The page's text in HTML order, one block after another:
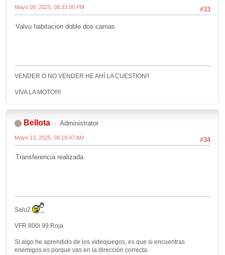
#33
Mayo 09, 2025, 08:33:00 PM
Valvu habitacion doble dos camas
VENDER O NO VENDER HE AHÍ LA CUESTION!!
VIVA LA MOTO!!!!
Bellota Administrator
#34
Mayo 13, 2025, 08:19:47 AM
Transferencia realizada
Salu2
VFR 800i 99 Roja
Si algo he aprendido de los videojuegos, es que si encuentras
enemigos es porque vas en la dirección correcta.